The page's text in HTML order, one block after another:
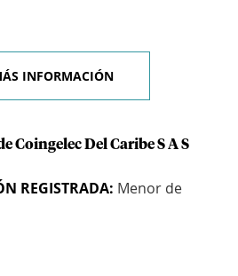
INFORMACIÓN
Coingelec Del Caribe S A S
REGISTRADA: Menor de